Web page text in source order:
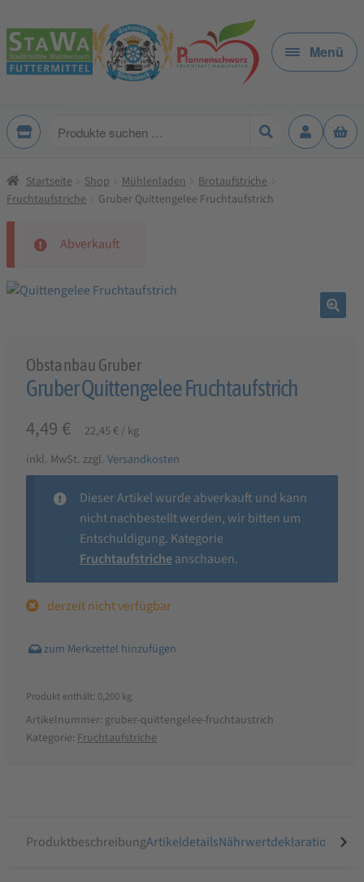
Zur
Navigation
springen
Zum
Inhalt
springen
Menü
Produkte
Startseite Shop Mühlenladen
Brotaufstriche
Fruchtaufstriche
Gruber Quittengelee Fruchtaufstrich
Abverkauft
Obstanbau Gruber
Gruber Quittengelee Fruchtaufstrich
4,49 € 22,45 €/kg
inkl. MwSt. zzgl. Versandkosten
Dieser Artikel wurde abverkauft und kann
nicht nachbestellt werden, wir bitten um
Entschuldigung. Kategorie
Fruchtaufstricheanschauen.
derzeit nicht verfügbar
Produkt enthält: 0,200 kg
Artikelnummer: gruber-quittengelee-fruchtaustrich
Kategorie: Fruchtaufstriche
ProduktbeschreibungArtikeldetailsNährwertdeklaration